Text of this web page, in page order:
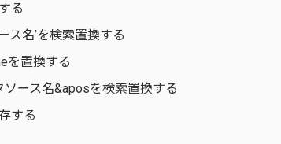
る
ス名’を検索置換する
を置換する
ース名&aposを検索置換する
する